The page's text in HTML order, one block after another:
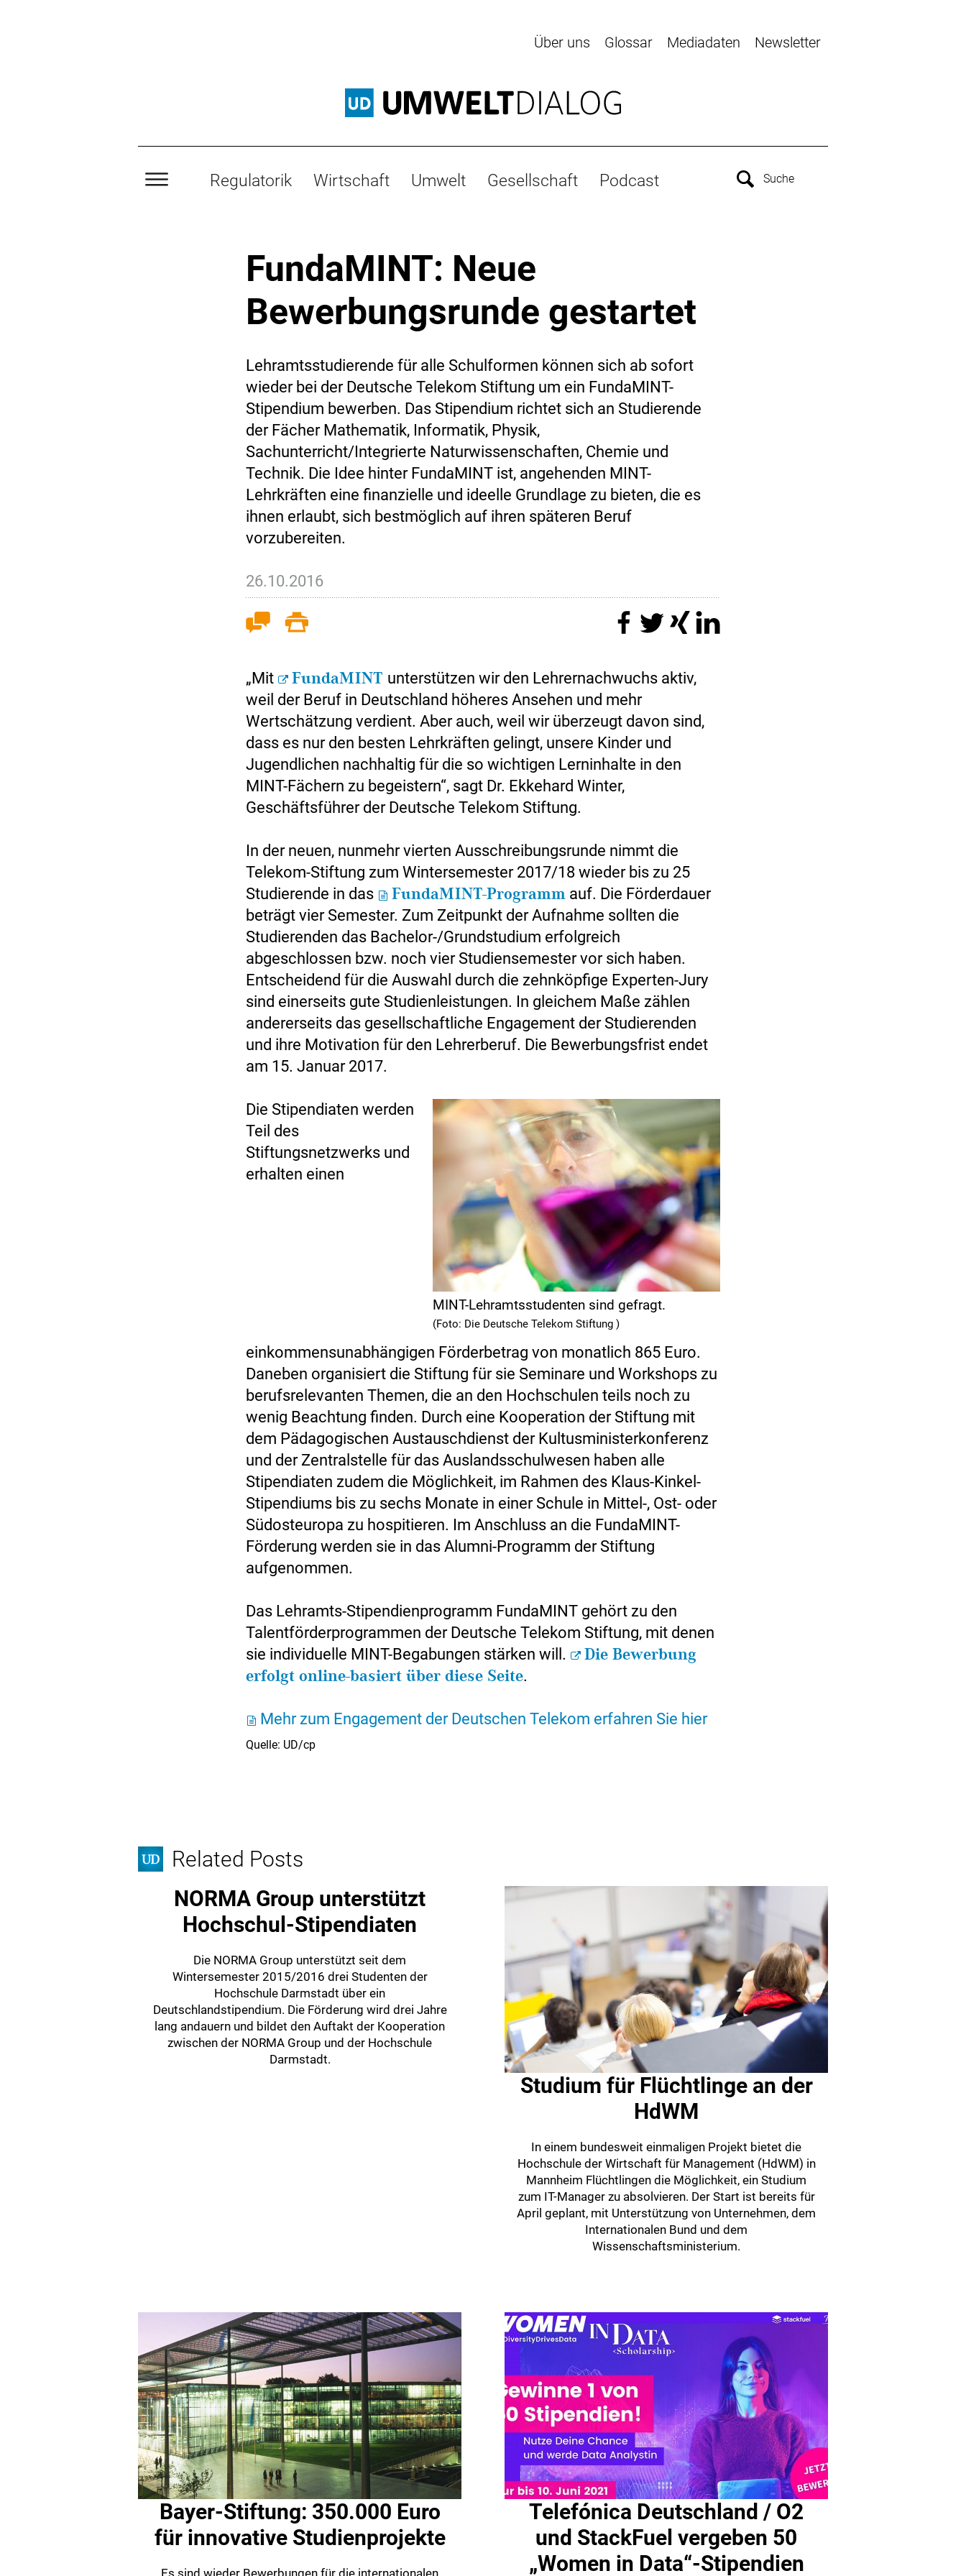
Über uns Glossar Mediadaten Newsletter
Regulatorik Wirtschaft Umwelt Gesellschaft Podcast
FundaMINT: Neue
Bewerbungsrunde gestartet
Lehramtsstudierende für alle Schulformen können sich ab sofort
wieder bei der Deutsche Telekom Stiftung um ein FundaMINT-
Stipendium bewerben. Das Stipendium richtet sich an Studierende
der Fächer Mathematik, Informatik, Physik,
Sachunterricht/Integrierte Naturwissenschaften, Chemie und
Technik. Die Idee hinter FundaMINT ist, angehenden MINT-
Lehrkräften eine finanzielle und ideelle Grundlage zu bieten, die es
ihnen erlaubt, sich bestmöglich auf ihren späteren Beruf
vorzubereiten.
26.10.2016
„Mit FundaMINT unterstützen wir den Lehrernachwuchs aktiv,
weil der Beruf in Deutschland höheres Ansehen und mehr
Wertschätzung verdient. Aber auch, weil wir überzeugt davon sind,
dass es nur den besten Lehrkräften gelingt, unsere Kinder und
Jugendlichen nachhaltig für die so wichtigen Lerninhalte in den
MINT-Fächern zu begeistern“, sagt Dr. Ekkehard Winter,
Geschäftsführer der Deutsche Telekom Stiftung.
In der neuen, nunmehr vierten Ausschreibungsrunde nimmt die
Telekom-Stiftung zum Wintersemester 2017/18 wieder bis zu 25
Studierende in das
FundaMINT-Programm auf. Die Förderdauer
beträgt vier Semester. Zum Zeitpunkt der Aufnahme sollten die
Studierenden das Bachelor-/Grundstudium erfolgreich
abgeschlossen bzw. noch vier Studiensemester vor sich haben.
Entscheidend für die Auswahl durch die zehnköpfige Experten-Jury
sind einerseits gute Studienleistungen. In gleichem Maße zählen
andererseits das gesellschaftliche Engagement der Studierenden
und ihre Motivation für den Lehrerberuf. Die Bewerbungsfrist endet
am 15. Januar 2017.
MINT-Lehramtsstudenten sind gefragt.
(Foto: Die Deutsche Telekom Stiftung )
Die Stipendiaten werden
Teil des
Stiftungsnetzwerks und
erhalten einen
einkommensunabhängigen Förderbetrag von monatlich 865 Euro.
Daneben organisiert die Stiftung für sie Seminare und Workshops zu
berufsrelevanten Themen, die an den Hochschulen teils noch zu
wenig Beachtung finden. Durch eine Kooperation der Stiftung mit
dem Pädagogischen Austauschdienst der Kultusministerkonferenz
und der Zentralstelle für das Auslandsschulwesen haben alle
Stipendiaten zudem die Möglichkeit, im Rahmen des Klaus-Kinkel-
Stipendiums bis zu sechs Monate in einer Schule in Mittel-, Ost- oder
Südosteuropa zu hospitieren. Im Anschluss an die FundaMINT-
Förderung werden sie in das Alumni-Programm der Stiftung
aufgenommen.
Das Lehramts-Stipendienprogramm FundaMINT gehört zu den
Talentförderprogrammen der Deutsche Telekom Stiftung, mit denen
sie individuelle MINT-Begabungen stärken will.
Die Bewerbung
erfolgt online-basiert über diese Seite.
Mehr zum Engagement der Deutschen Telekom erfahren Sie hier
Quelle: UD/cp
Related Posts
NORMA Group unterstützt
Hochschul-Stipendiaten
Die NORMA Group unterstützt seit dem
Wintersemester 2015/2016 drei Studenten der
Hochschule Darmstadt über ein
Deutschlandstipendium. Die Förderung wird drei Jahre
lang andauern und bildet den Auftakt der Kooperation
zwischen der NORMA Group und der Hochschule
Darmstadt.
Studium für Flüchtlinge an der
HdWM
In einem bundesweit einmaligen Projekt bietet die
Hochschule der Wirtschaft für Management (HdWM) in
Mannheim Flüchtlingen die Möglichkeit, ein Studium
zum IT-Manager zu absolvieren. Der Start ist bereits für
April geplant, mit Unterstützung von Unternehmen, dem
Internationalen Bund und dem
Wissenschaftsministerium.
Bayer-Stiftung: 350.000 Euro
für innovative Studienprojekte
Telefónica Deutschland / O2
und StackFuel vergeben 50
„Women in Data“-Stipendien